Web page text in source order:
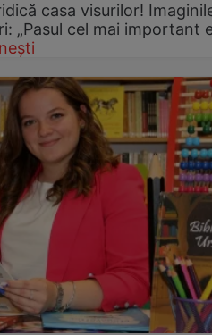
casa visurilor!
„Pasul cel mai important